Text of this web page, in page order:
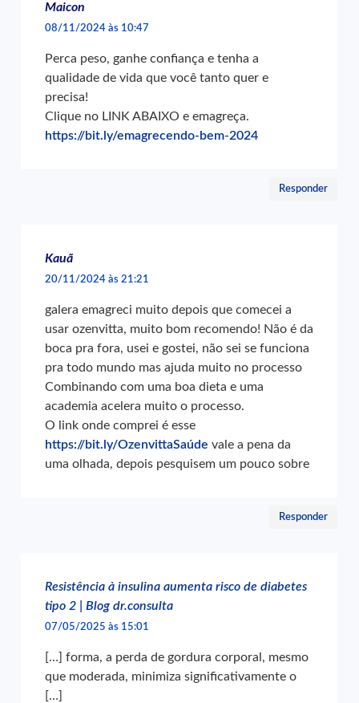
Maicon
08/11/2024 às 10:47
Perca peso, ganhe confiança e tenha a
qualidade de vida que você tanto quer e
precisa!
Clique no LINK ABAIXO e emagreça.
https://bit.ly/emagrecendo-bem-2024
Responder
Kauã
20/11/2024 às 21:21
galera emagreci muito depois que comecei a
usar ozenvitta, muito bom recomendo! Não é da
boca pra fora, usei e gostei, não sei se funciona
pra todo mundo mas ajuda muito no processo
Combinando com uma boa dieta e uma
academia acelera muito o processo.
O link onde comprei é esse
https://bit.ly/OzenvittaSaúde vale a pena da
uma olhada, depois pesquisem um pouco sobre
Responder
Resistência à insulina aumenta risco de diabetes
tipo 2 | Blog dr.consulta
07/05/2025 às 15:01
[…] forma, a perda de gordura corporal, mesmo
que moderada, minimiza significativamente o
[…]